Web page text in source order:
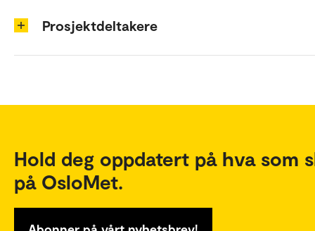
Prosjektdeltakere
Hold deg oppdatert på hva som
på OsloMet.